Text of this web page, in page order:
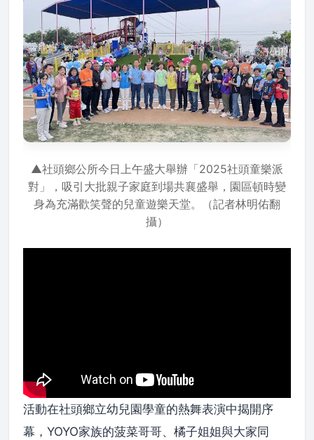
▲社頭鄉公所今日上午盛大舉辦「2025社頭童樂派
對」，吸引大批親子家庭到場共襄盛舉，園區頓時變
身為充滿歡笑聲的兒童遊樂天堂。（記者林明佑翻
攝）
活動在社頭鄉立幼兒園學童的熱舞表演中揭開序
幕，YOYO家族的菠菜哥哥、橘子姐姐與大家同